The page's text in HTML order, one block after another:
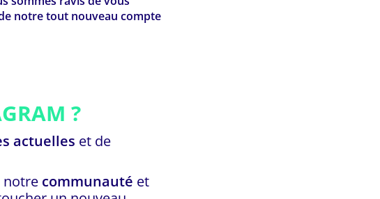
notre tout nouveau compte
?
actuelles et de
notre communauté et